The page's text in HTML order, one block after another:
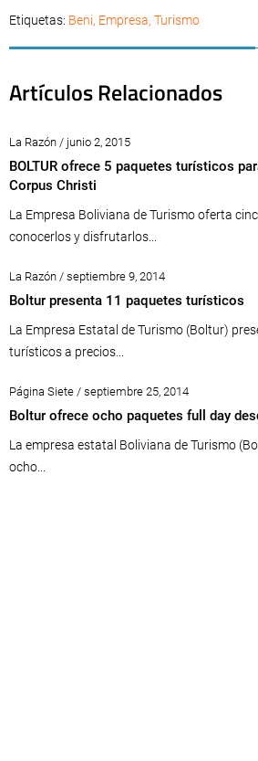
Etiquetas: Beni, Empresa, Turismo
Artículos Relacionados
La Razón / junio 2, 2015
BOLTUR ofrece 5 paquetes turísticos
Corpus Christi
La Empresa Boliviana de Turismo oferta
conocerlos y disfrutarlos...
La Razón / septiembre 9, 2014
Boltur presenta 11 paquetes turísticos
La Empresa Estatal de Turismo (Boltur)
turísticos a precios...
Página Siete / septiembre 25, 2014
Boltur ofrece ocho paquetes full day
La empresa estatal Boliviana de Turismo
ocho...